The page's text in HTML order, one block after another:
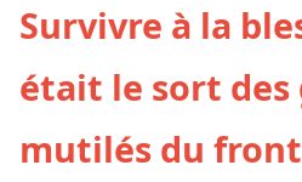
Survivre à la
était le sort des
mutilés du